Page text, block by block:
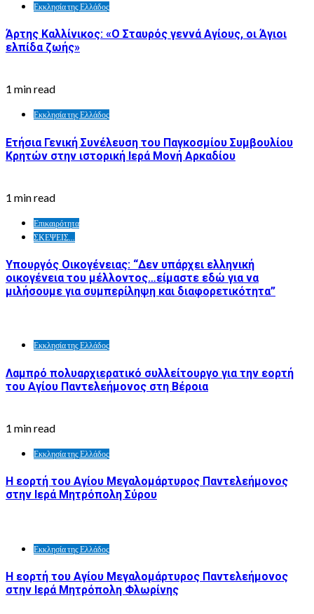
Εκκλησία της Ελλάδος
Άρτης Καλλίνικος: «Ο Σταυρός γεννά Αγίους, οι Άγιοι
ελπίδα ζωής»
1 min read
Εκκλησία της Ελλάδος
Ετήσια Γενική Συνέλευση του Παγκοσμίου Συμβουλίου
Κρητών στην ιστορική Ιερά Μονή Αρκαδίου
1 min read
Επικαιρότητα
ΣΚΕΨΕΙΣ...
Υπουργός Οικογένειας: “Δεν υπάρχει ελληνική
οικογένεια του μέλλοντος…είμαστε εδώ για να
μιλήσουμε για συμπερίληψη και διαφορετικότητα”
Εκκλησία της Ελλάδος
Λαμπρό πολυαρχιερατικό συλλείτουργο για την εορτή
του Αγίου Παντελεήμονος στη Βέροια
1 min read
Εκκλησία της Ελλάδος
Η εορτή του Αγίου Μεγαλομάρτυρος Παντελεήμονος
στην Ιερά Μητρόπολη Σύρου
Εκκλησία της Ελλάδος
Η εορτή του Αγίου Μεγαλομάρτυρος Παντελεήμονος
στην Ιερά Μητρόπολη Φλωρίνης